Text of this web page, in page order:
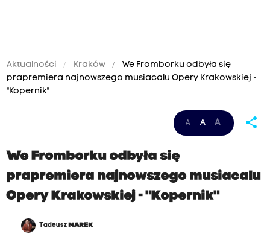
Aktualności Kraków
We Fromborku odbyła się
prapremiera najnowszego musiacalu Opery Krakowskiej -
"Kopernik"
A A A share
We Fromborku odbyła się
prapremiera najnowszego musiacalu
Opery Krakowskiej - "Kopernik"
Tadeusz MAREK